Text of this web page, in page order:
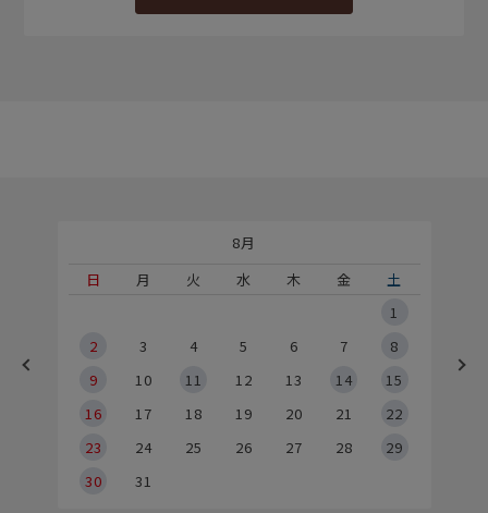
8月
日
月 火 水 木 金
土
1
2
3 4 5 6 7
8
9
10 11 12 13 14
15
16
17 18 19 20 21
22
23
24 25 26 27 28
29
30
31